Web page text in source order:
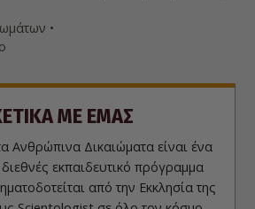
ΜΕ ΕΜΑΣ
Ανθρώπινα Δικαιώματα είναι ένα
εκπαιδευτικό πρόγραμμα
από την Εκκλησία της